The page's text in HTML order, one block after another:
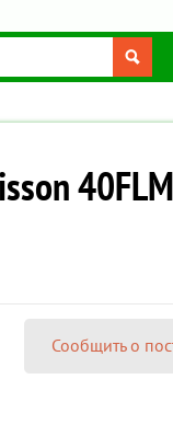
Сообщить о